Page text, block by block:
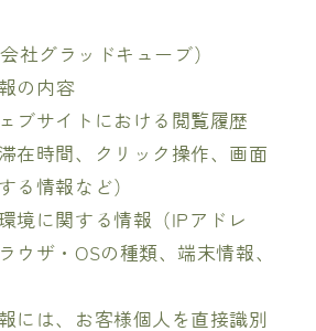
社グラッドキューブ）
の内容
ブサイトにおける閲覧履歴
在時間、クリック操作、画面
る情報など）
境に関する情報（IPアドレ
ウザ・OSの種類、端末情報、
には、お客様個人を直接識別